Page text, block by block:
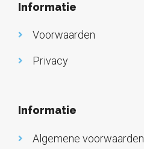
Informatie
Voorwaarden
Privacy
Informatie
Algemene voorwaarden